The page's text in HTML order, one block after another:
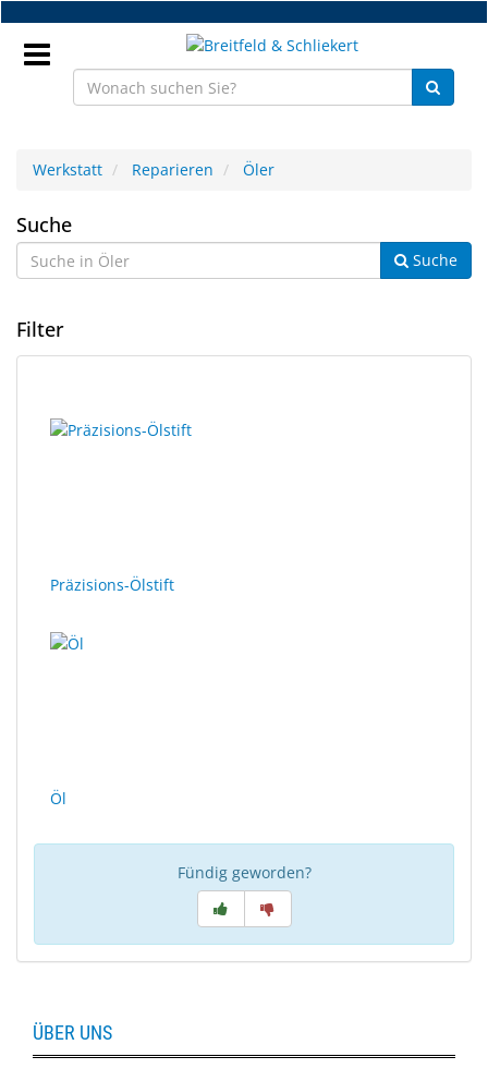
Zum
Hauptinhalt
springen
NEU
Brillenteile
Handelsware
JustMILO
Optische
Werkstatt Reparieren Öler
Öler
Suche
Suche
Filter
Ergebnisse
gerendert.
Präzisions-Ölstift
Öl
Fündig geworden?
ÜBER UNS